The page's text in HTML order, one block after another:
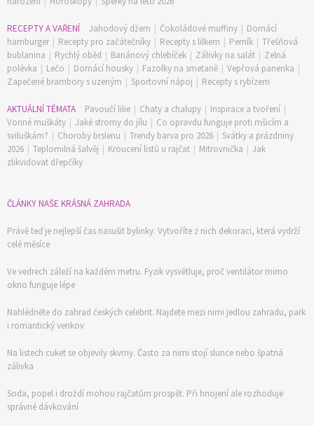
74 Kč
RECEPTY A VAŘENÍ Jahodový džem | Čokoládové muffiny | Domácí
hamburger | Recepty pro začátečníky | Recepty s lilkem | Perník | Třešňová
bublanina | Rychlý oběd | Banánový chlebíček | Zálivky na salát | Zelná
polévka | Lečo | Domácí housky | Fazolky na smetaně | Vepřová panenka |
Zapečené brambory s uzeným | Sportovní nápoj | Recepty s rybízem
AKTUÁLNÍ TÉMATA Pavoučí lilie | Chaty a chalupy | Inspirace a tvoření |
Vonné muškáty | Jaké stromy do jílu | Co opravdu funguje proti mšicím a
sviluškám? | Choroby brslenu | Trendy barva pro 2026 | Svátky a prázdniny
2026 | Teplomilná šalvěj | Kroucení listů u rajčat | Mitrovnička | Jak
zlikvidovat dřepčíky
ČLÁNKY NAŠE KRÁSNÁ ZAHRADA
Právě teď je nejlepší čas nasušit bylinky. Vytvoříte z nich dekoraci, která vydrží
celé měsíce
Ve vedrech záleží na každém metru. Fyzik vysvětluje, proč ventilátor mimo
okno funguje lépe
Nahlédněte do zahrad českých celebrit. Najdete mezi nimi jedlou zahradu, park
i romantický venkov
Na listech cuket se objevily skvrny. Často za nimi stojí slunce nebo špatná
zálivka
Soda, popel i droždí mohou rajčatům prospět. Při hnojení ale rozhoduje
správné dávkování